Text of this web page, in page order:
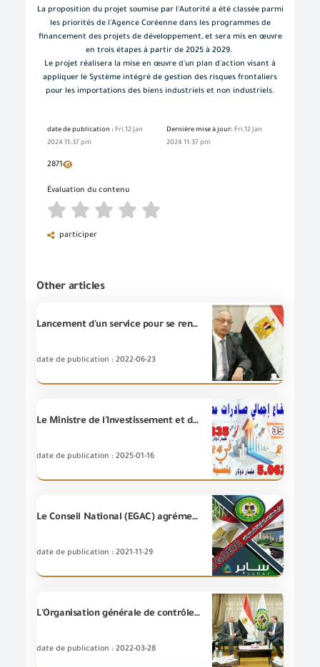
La proposition du projet soumise par l'Autorité a été classée parmi
les priorités de l'Agence Coréenne dans les programmes de
financement des projets de développement, et sera mis en œuvre
en trois étapes à partir de 2025 à 2029.
Le projet réalisera la mise en œuvre d'un plan d'action visant à
appliquer le Système intégré de gestion des risques frontaliers
pour les importations des biens industriels et non industriels.
date de publication : Fri,12 Jan
2024 11:37 pm
Dernière mise à jour: Fri,12 Jan
2024 11:37 pm
2871
Évaluation du contenu
participer
Other articles
Lancement d'un service pour se renseigner sur les usines et les entreprises titulaires de marques éligibles pour exporter des produits vers la République arabe d'Égypte
date de publication : 2022-06-23
Le Ministre de l'Investissement et du Commerce Extérieur / L'ingénieur .Hassan El-Khatib passe en revue les indicateurs des exportations égyptiennes en 2024, où les exportations égyptiennes des biens se sont élevées à environ 40 milliards et 835 millions de dollars, soit une augmentation de 14%
date de publication : 2025-01-16
Le Conseil National (EGAC) agrémente l’unité de délivrance des certificats de conformité des produits de l’Organisation générale de contrôle des exportations et des importations dans trois nouveaux domaines le domaine des plastiques biodégradables, et le domaine des cuirs naturels et artificiels et ses produits.
date de publication : 2021-11-29
L'Organisation générale de contrôle des exportations et des importations tient une réunion avec le ministre plénipotentiaire des affaires commerciales à l'ambassade des États-Unis - Le Caire
date de publication : 2022-03-28